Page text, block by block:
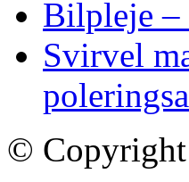
Bilpleje –
Svirvel
©